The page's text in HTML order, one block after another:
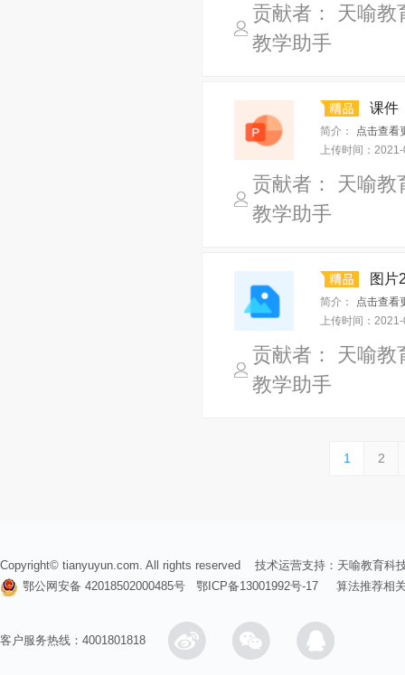
贡献者： 天喻教
教学助手
课件
简介：
点击查看
上传时间：
贡献者： 天喻教
教学助手
图片
简介：
点击查看
上传时间：
贡献者： 天喻教
教学助手
1 2
Copyright© tianyuyun.com. All rights reserved 技术运营支持： 天喻教育科
鄂公网安备 42018502000485号
鄂ICP备13001992号-17 算法推荐相
客户服务热线：4001801818